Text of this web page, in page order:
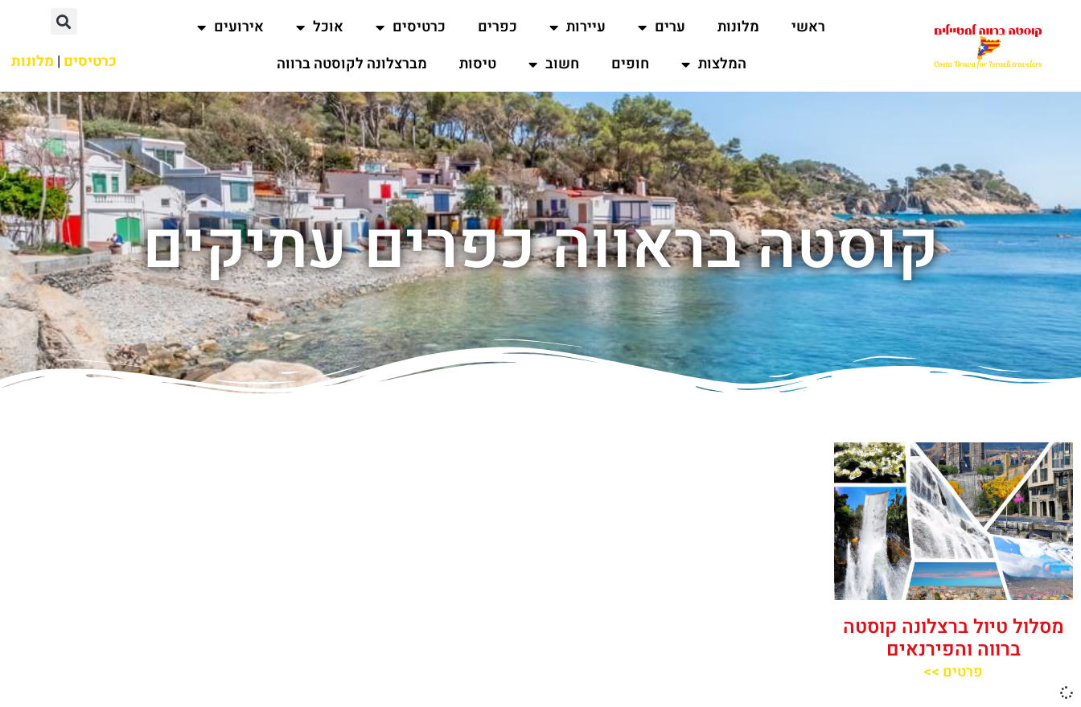
ראשי מלונות ערים עיירות כפרים כרטיסים אוכל
אירועים
המלצות
חופים חשוב טיסות מברצלונה לקוסטה ברווה כרטיסים | מלונות
קוסטה בראווה כפרים עתיקים
מסלול טיול ברצלונה קוסטה
ברווה והפירנאים
פרטים >>